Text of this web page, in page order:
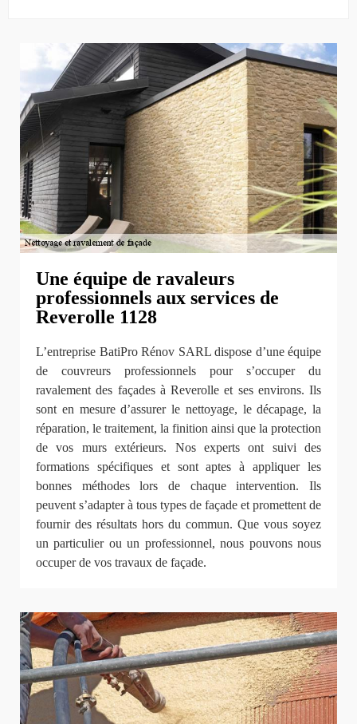
Une équipe de ravaleurs
professionnels aux services de
Reverolle 1128
L’entreprise BatiPro Rénov SARL dispose d’une équipe
de couvreurs professionnels pour s’occuper du
ravalement des façades à Reverolle et ses environs. Ils
sont en mesure d’assurer le nettoyage, le décapage, la
réparation, le traitement, la finition ainsi que la protection
de vos murs extérieurs. Nos experts ont suivi des
formations spécifiques et sont aptes à appliquer les
bonnes méthodes lors de chaque intervention. Ils
peuvent s’adapter à tous types de façade et promettent de
fournir des résultats hors du commun. Que vous soyez
un particulier ou un professionnel, nous pouvons nous
occuper de vos travaux de façade.